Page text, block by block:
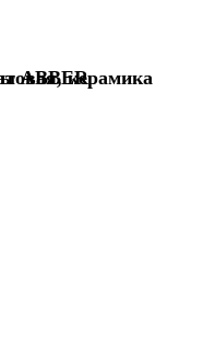
зеленая матовая, керамика